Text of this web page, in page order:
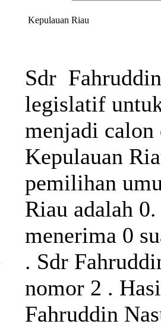
Kepulauan Riau
Sdr
legislatif
menjadi
Kepulauan
pemilihan
Riau adalah
menerima 0
. Sdr
nomor 2 .
Fahruddin